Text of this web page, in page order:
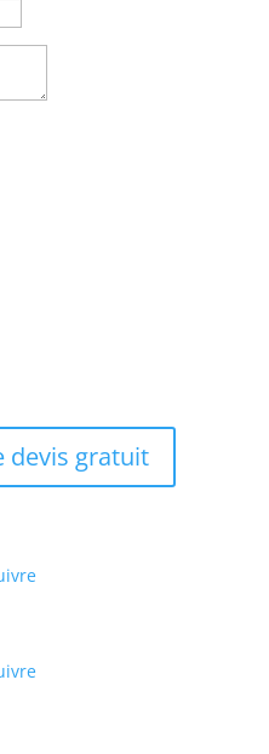
devis gratuit